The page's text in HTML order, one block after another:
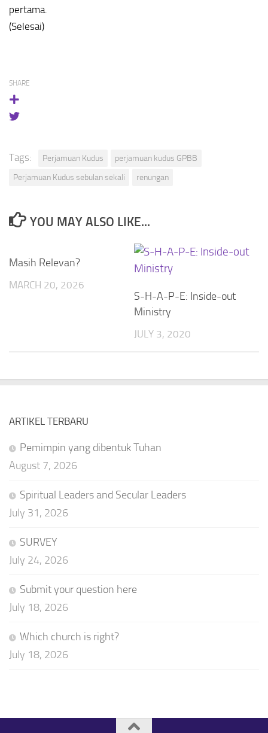
pertama.
(Selesai)
SHARE
Tags: Perjamuan Kudus
perjamuan kudus GPBB
Perjamuan Kudus sebulan sekali
renungan
YOU MAY ALSO LIKE...
Masih Relevan?
MARCH 20, 2026
S-H-A-P-E: Inside-out
Ministry
JULY 3, 2020
ARTIKEL TERBARU
Pemimpin yang dibentuk Tuhan
August 7, 2026
Spiritual Leaders and Secular Leaders
July 31, 2026
SURVEY
July 24, 2026
Submit your question here
July 18, 2026
Which church is right?
July 18, 2026